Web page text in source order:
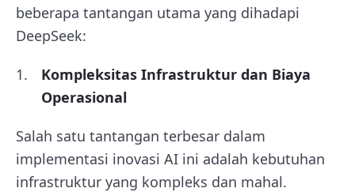
beberapa tantangan utama yang dihadapi
DeepSeek:
Kompleksitas Infrastruktur dan Biaya
Operasional
Salah satu tantangan terbesar dalam
implementasi inovasi AI ini adalah kebutuhan
infrastruktur yang kompleks dan mahal.